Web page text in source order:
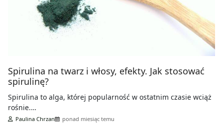
Spirulina na twarz i włosy, efekty. Jak stosować
spirulinę?
Spirulina to alga, której popularność w ostatnim czasie wciąż
rośnie.…
Paulina Chrzan ponad miesiąc temu